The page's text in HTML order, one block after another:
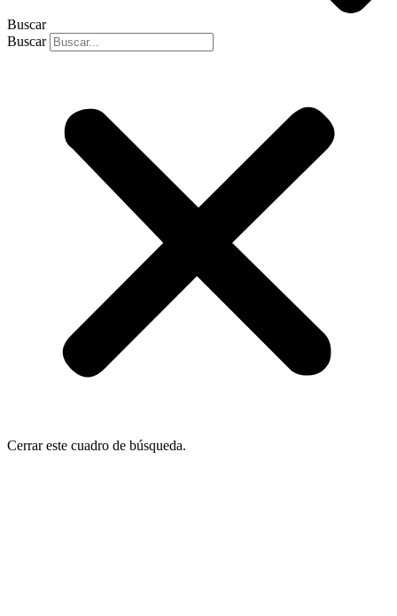
Buscar
Buscar
Cerrar este cuadro de búsqueda.